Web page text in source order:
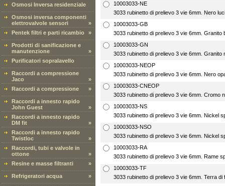
Osmosi Inversa residenziale
Osmosi inversa componenti
elettrovalvole sensori
»
Pentek filtri e parti ricambio
»
Prodotti di sanificazione e
manutenzione
»
Purificatori sopralavello
Raccordi a compressione
Jaco
»
Raccordi a compressione
»
Raccordi a innesto rapido
John Guest
»
Raccordi a innesto rapido
DM fit
»
Raccordi a innesto rapido
Twistloc
»
Raccordi, tubi e valvole in
ottone
»
Resine e masse filtranti
»
Refrigeratori acqua »
10003033-NE
3033 rubinetto di prelievo 3 vie 6mm. Nero
10003033-GB
3033 rubinetto di prelievo 3 vie 6mm. Granito
10003033-GN
3033 rubinetto di prelievo 3 vie 6mm. Granito
10003033-NEOP
3033 rubinetto di prelievo 3 vie 6mm. Nero
10003033-CNEOP
3033 rubinetto di prelievo 3 vie 6mm. Cromo
10003033-NS
3033 rubinetto di prelievo 3 vie 6mm. Nickel
10003033-NSO
3033 rubinetto di prelievo 3 vie 6mm. Nickel
10003033-RA
3033 rubinetto di prelievo 3 vie 6mm. Rame
10003033-TF
3033 rubinetto di prelievo 3 vie 6mm. Terra di